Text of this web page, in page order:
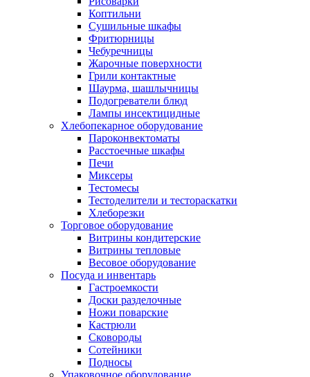
Коптильни
Сушильные шкафы
Фритюрницы
Чебуречницы
Жарочные поверхности
Грили контактные
Шаурма, шашлычницы
Подогреватели блюд
Лампы инсектицидные
Хлебопекарное оборудование
Пароконвектоматы
Расстоечные шкафы
Печи
Миксеры
Тестомесы
Тестоделители и тестораскатки
Хлеборезки
Торговое оборудование
Витрины кондитерские
Витрины тепловые
Весовое оборудование
Посуда и инвентарь
Гастроемкости
Доски разделочные
Ножи поварские
Кастрюли
Сковороды
Сотейники
Подносы
Упаковочное оборудование